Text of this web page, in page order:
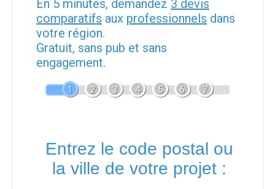
En 5 minutes, demandez 3 devis
comparatifs aux professionnels dans
votre région.
Gratuit, sans pub et sans
engagement.
1 2 3 4 5 6 7
Entrez le code postal ou
la ville de votre projet :